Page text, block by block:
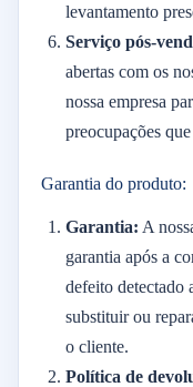
levantamento
Serviço pós-
abertas com os
nossa empresa
preocupações
Garantia do produto:
Garantia: A
garantia após a
defeito detectado
substituir ou
o cliente.
Política de